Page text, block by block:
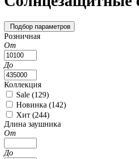
Подбор параметров
Розничная
От
До
Коллекция
Sale (129)
Новинка (142)
Хит (244)
Длина заушника
От
До